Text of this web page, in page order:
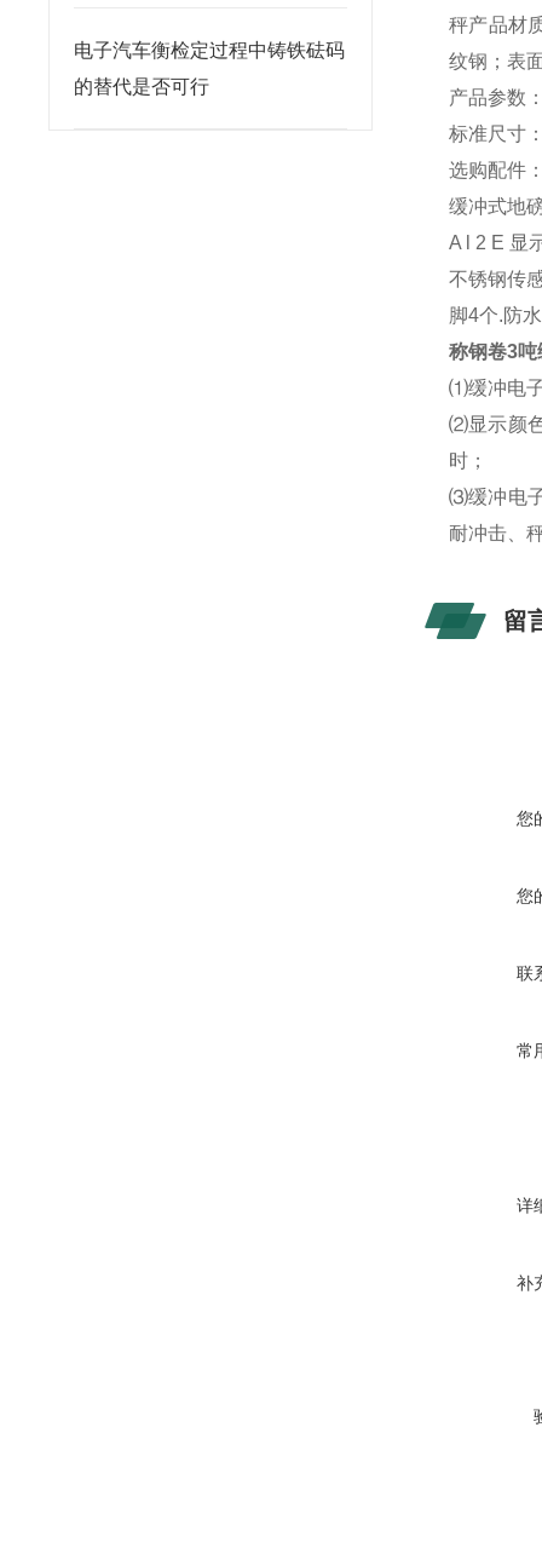
电子汽车衡检定过程中铸铁砝码
的替代是否可行
秤产品材
纹钢；表
产品参数
标准尺寸
选购配件
缓冲式地
A l 2 E 显
不锈钢传
脚4个.防
称钢卷3
⑴缓冲电
⑵显示颜
时；
⑶缓冲电
耐冲击、
留
您
您
联
常
详
补